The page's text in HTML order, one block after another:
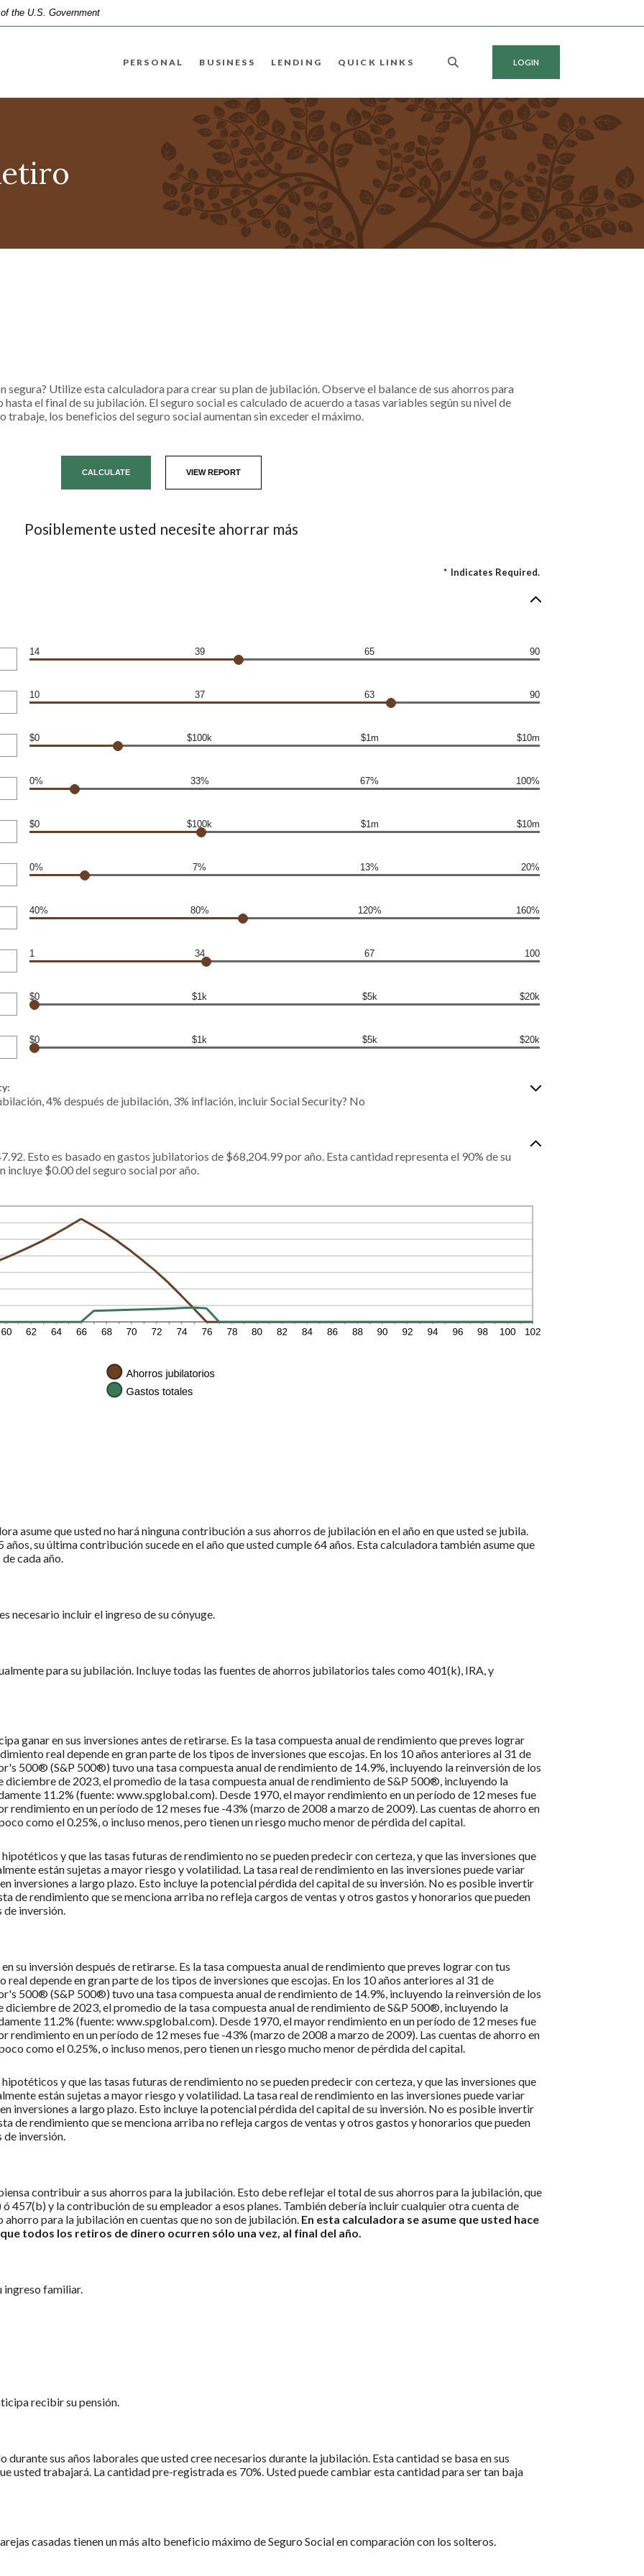
the U.S. Government
PERSONAL BUSINESS LENDING QUICK LINKS LOGIN
segura? Utilize esta calculadora para crear su plan de jubilación. Observe el balance de sus ahorros para
el final de su jubilación. El seguro social es calculado de acuerdo a tasas variables según su nivel de
trabaje, los beneficios del seguro social aumentan sin exceder el máximo.
Posiblemente usted necesite ahorrar más
* Indicates Required.
14 39 65 90
10 37 63 90
$0 $100k $1m $10m
0% 33% 67% 100%
$0 $100k $1m $10m
0% 7% 13% 20%
40% 80% 120% 160%
1 34 67 100
$0 $1k $5k $20k
$0 $1k $5k $20k
4% después de jubilación, 3% inflación, incluir Social Security? No
Esto es basado en gastos jubilatorios de $68,204.99 por año. Esta cantidad representa el 90% de su
incluye $0.00 del seguro social por año.
asume que usted no hará ninguna contribución a sus ahorros de jubilación en el año en que usted se jubila.
su última contribución sucede en el año que usted cumple 64 años. Esta calculadora también asume que
cada año.
necesario incluir el ingreso de su cónyuge.
para su jubilación. Incluye todas las fuentes de ahorros jubilatorios tales como 401(k), IRA, y
ganar en sus inversiones antes de retirarse. Es la tasa compuesta anual de rendimiento que preves lograr
real depende en gran parte de los tipos de inversiones que escojas. En los 10 años anteriores al 31 de
500® (S&P 500®) tuvo una tasa compuesta anual de rendimiento de 14.9%, incluyendo la reinversión de los
diciembre de 2023, el promedio de la tasa compuesta anual de rendimiento de S&P 500®, incluyendo la
11.2% (fuente: www.spglobal.com). Desde 1970, el mayor rendimiento en un período de 12 meses fue
rendimiento en un período de 12 meses fue -43% (marzo de 2008 a marzo de 2009). Las cuentas de ahorro en
como el 0.25%, o incluso menos, pero tienen un riesgo mucho menor de pérdida del capital.
y que las tasas futuras de rendimiento no se pueden predecir con certeza, y que las inversiones que
están sujetas a mayor riesgo y volatilidad. La tasa real de rendimiento en las inversiones puede variar
inversiones a largo plazo. Esto incluye la potencial pérdida del capital de su inversión. No es posible invertir
de rendimiento que se menciona arriba no refleja cargos de ventas y otros gastos y honorarios que pueden
inversión.
su inversión después de retirarse. Es la tasa compuesta anual de rendimiento que preves lograr con tus
depende en gran parte de los tipos de inversiones que escojas. En los 10 años anteriores al 31 de
500® (S&P 500®) tuvo una tasa compuesta anual de rendimiento de 14.9%, incluyendo la reinversión de los
diciembre de 2023, el promedio de la tasa compuesta anual de rendimiento de S&P 500®, incluyendo la
11.2% (fuente: www.spglobal.com). Desde 1970, el mayor rendimiento en un período de 12 meses fue
rendimiento en un período de 12 meses fue -43% (marzo de 2008 a marzo de 2009). Las cuentas de ahorro en
como el 0.25%, o incluso menos, pero tienen un riesgo mucho menor de pérdida del capital.
y que las tasas futuras de rendimiento no se pueden predecir con certeza, y que las inversiones que
están sujetas a mayor riesgo y volatilidad. La tasa real de rendimiento en las inversiones puede variar
inversiones a largo plazo. Esto incluye la potencial pérdida del capital de su inversión. No es posible invertir
de rendimiento que se menciona arriba no refleja cargos de ventas y otros gastos y honorarios que pueden
de inversión.
contribuir a sus ahorros para la jubilación. Esto debe reflejar el total de sus ahorros para la jubilación, que
457(b) y la contribución de su empleador a esos planes. También debería incluir cualquier otra cuenta de
para la jubilación en cuentas que no son de jubilación. En esta calculadora se asume que usted hace
todos los retiros de dinero ocurren sólo una vez, al final del año.
ingreso familiar.
recibir su pensión.
sus años laborales que usted cree necesarios durante la jubilación. Esta cantidad se basa en sus
usted trabajará. La cantidad pre-registrada es 70%. Usted puede cambiar esta cantidad para ser tan baja
casadas tienen un más alto beneficio máximo de Seguro Social en comparación con los solteros.